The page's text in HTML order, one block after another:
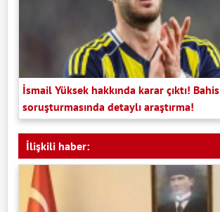
İsmail Yüksek hakkında karar çıktı! Bahis
soruşturmasında detaylı araştırma!
İlişkili haber: